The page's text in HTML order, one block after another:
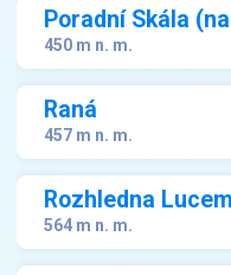
Poradní Skála
450 m n. m.
Raná
457 m n. m.
Rozhledna
564 m n. m.